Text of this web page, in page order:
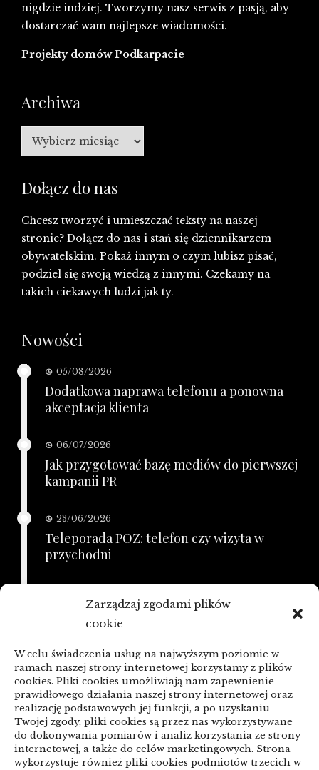
Zarządzaj zgodami plików
cookie
W celu świadczenia usług na najwyższym poziomie w
ramach naszej strony internetowej korzystamy z plików
cookies. Pliki cookies umożliwiają nam zapewnienie
prawidłowego działania naszej strony internetowej oraz
realizację podstawowych jej funkcji, a po uzyskaniu
Twojej zgody, pliki cookies są przez nas wykorzystywane
do dokonywania pomiarów i analiz korzystania ze strony
internetowej, a także do celów marketingowych. Strona
wykorzystuje również pliki cookies podmiotów trzecich w
nigdzie indziej. Tworzymy nasz serwis z pasją, aby
dostarczać wam najlepsze wiadomości.
Projekty domów Podkarpacie
Archiwa
Archiwa
Dołącz do nas
Chcesz tworzyć i umieszczać teksty na naszej
stronie? Dołącz do nas i stań się dziennikarzem
obywatelskim. Pokaż innym o czym lubisz pisać,
podziel się swoją wiedzą z innymi. Czekamy na
takich ciekawych ludzi jak ty.
Nowości
05/08/2026
Dodatkowa naprawa telefonu a ponowna
akceptacja klienta
06/07/2026
Jak przygotować bazę mediów do pierwszej
kampanii PR
23/06/2026
Teleporada POZ: telefon czy wizyta w
przychodni
KSeF a zaległe faktury: porządkowanie
przed zmianą
linki z nap
Categories
ARTYKUŁ SPONSOROWANY